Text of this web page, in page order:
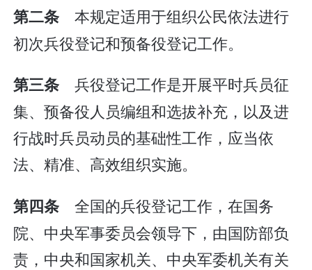
第二条本规定适用于组织公民依法进行
初次兵役登记和预备役登记工作。
第三条兵役登记工作是开展平时兵员征
集、预备役人员编组和选拔补充，以及进
行战时兵员动员的基础性工作，应当依
法、精准、高效组织实施。
第四条全国的兵役登记工作，在国务
院、中央军事委员会领导下，由国防部负
责，中央和国家机关、中央军委机关有关